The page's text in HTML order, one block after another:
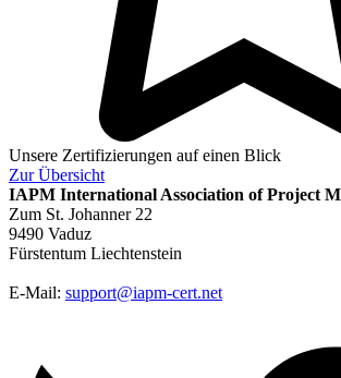
Unsere Zertifizierungen auf einen Blick
ZurÜbersicht
IAPM International Association of Project
Zum St. Johanner 22
9490 Vaduz
Fürstentum Liechtenstein
E-Mail: support@iapm-cert.net